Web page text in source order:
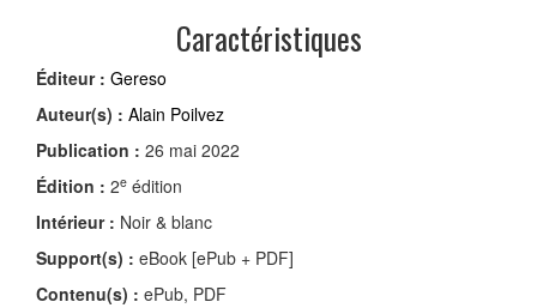
Caractéristiques
Éditeur : Gereso
Auteur(s) : Alain Poilvez
Publication : 26 mai 2022
Édition : 2e édition
Intérieur : Noir & blanc
Support(s) : eBook [ePub + PDF]
Contenu(s) : ePub, PDF